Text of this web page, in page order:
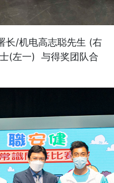
长/机电高志聪先生 (右
(左一) 与得奖团队合